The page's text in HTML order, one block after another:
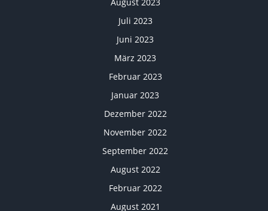
August 2023
Juli 2023
Juni 2023
März 2023
Februar 2023
Januar 2023
Dezember 2022
November 2022
September 2022
August 2022
Februar 2022
August 2021